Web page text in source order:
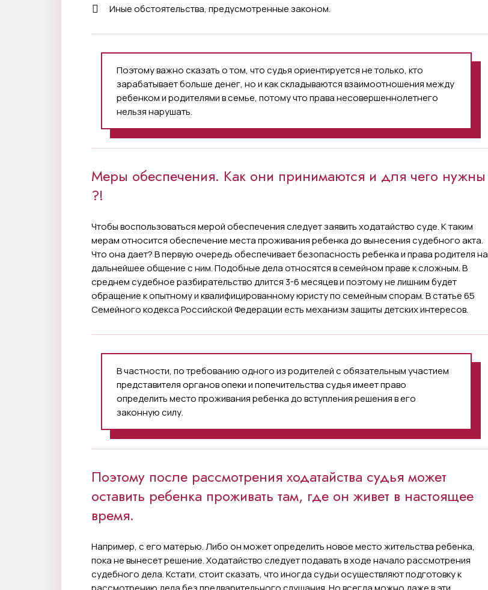
Иные обстоятельства, предусмотренные законом.
Поэтому важно сказать о том, что судья ориентируется не только, кто
зарабатывает больше денег, но и как складываются взаимоотношения между
ребенком и родителями в семье, потому что права несовершеннолетнего
нельзя нарушать.
Меры обеспечения. Как они принимаются и для чего нужны
?!
Чтобы воспользоваться мерой обеспечения следует заявить ходатайство суде. К таким
мерам относится обеспечение места проживания ребенка до вынесения судебного акта.
Что она дает? В первую очередь обеспечивает безопасность ребенка и права родителя на
дальнейшее общение с ним. Подобные дела относятся в семейном праве к сложным. В
среднем судебное разбирательство длится 3-6 месяцев и поэтому не лишним будет
обращение к опытному и квалифицированному юристу по семейным спорам. В статье 65
Семейного кодекса Российской Федерации есть механизм защиты детских интересов.
В частности, по требованию одного из родителей с обязательным участием
представителя органов опеки и попечительства судья имеет право
определить место проживания ребенка до вступления решения в его
законную силу.
Поэтому после рассмотрения ходатайства судья может
оставить ребенка проживать там, где он живет в настоящее
время.
Например, с его матерью. Либо он может определить новое место жительства ребенка,
пока не вынесет решение. Ходатайство следует подавать в ходе начало рассмотрения
судебного дела. Кстати, стоит сказать, что иногда судьи осуществляют подготовку к